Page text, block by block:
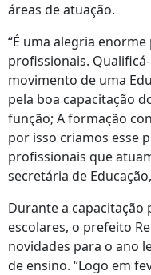
áreas de atuação.
“É uma alegria
profissionais.
movimento de uma
pela boa capacitação
função; A formação
por isso criamos esse
profissionais que
secretária de
Durante a capacitação
escolares, o prefeito
novidades para o ano
de ensino. “Logo em